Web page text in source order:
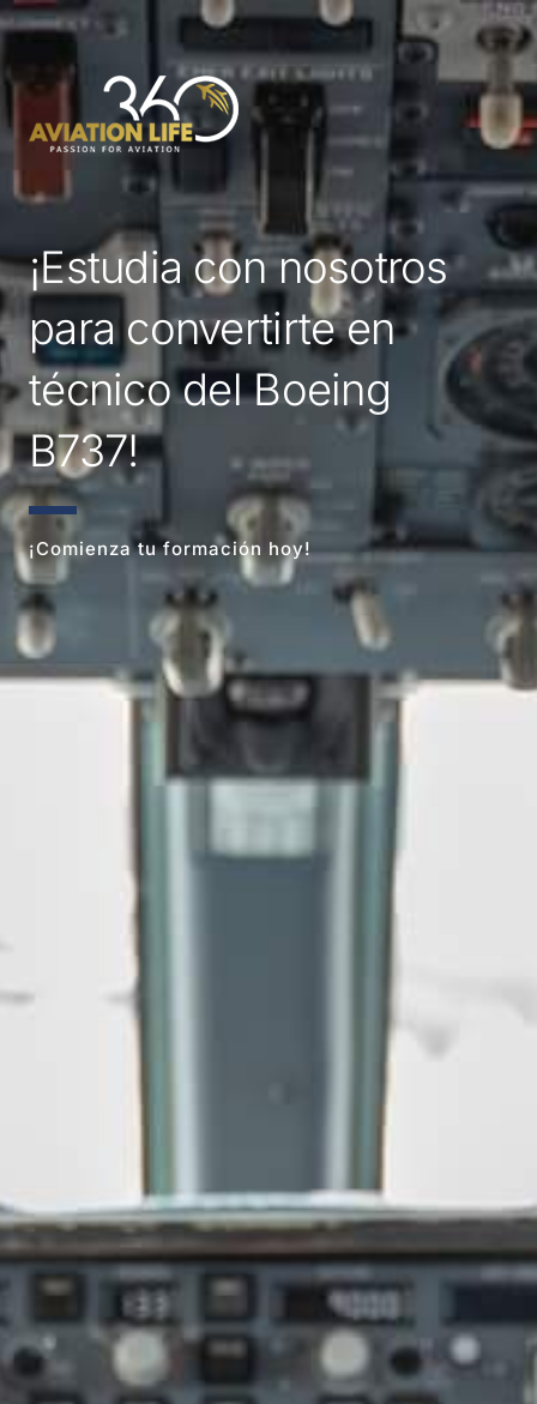
Ir
contenido
¡Estudia con nosotros
para convertirte en
técnico del Boeing
B737!
¡Comienza tu formación hoy!